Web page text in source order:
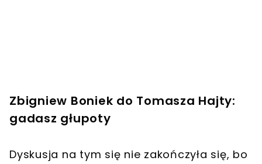
Zbigniew Boniek do Tomasza Hajty:
gadasz głupoty
Dyskusja na tym się nie zakończyła się, bo